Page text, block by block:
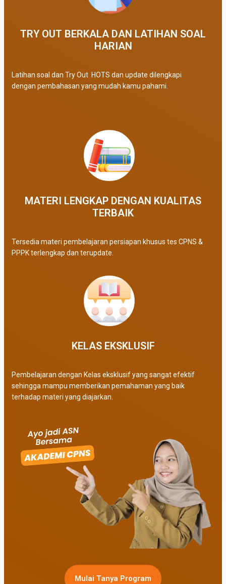
TRY OUT BERKALA DAN LATIHAN SOAL
HARIAN
Latihan soal dan Try Out HOTS dan update dilengkapi
dengan pembahasan yang mudah kamu pahami.
MATERI LENGKAP DENGAN KUALITAS
TERBAIK​
Tersedia materi pembelajaran persiapan khusus tes CPNS &
PPPK terlengkap dan terupdate.
KELAS EKSKLUSIF​
Pembelajaran dengan Kelas eksklusif yang sangat efektif
sehingga mampu memberikan pemahaman yang baik
terhadap materi yang diajarkan.
Mulai Tanya Program